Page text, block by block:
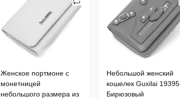
Женское портмоне с
монетницей
небольшого размера из
Небольшой женский
кошелек Guxilai 19395
Бирюзовый